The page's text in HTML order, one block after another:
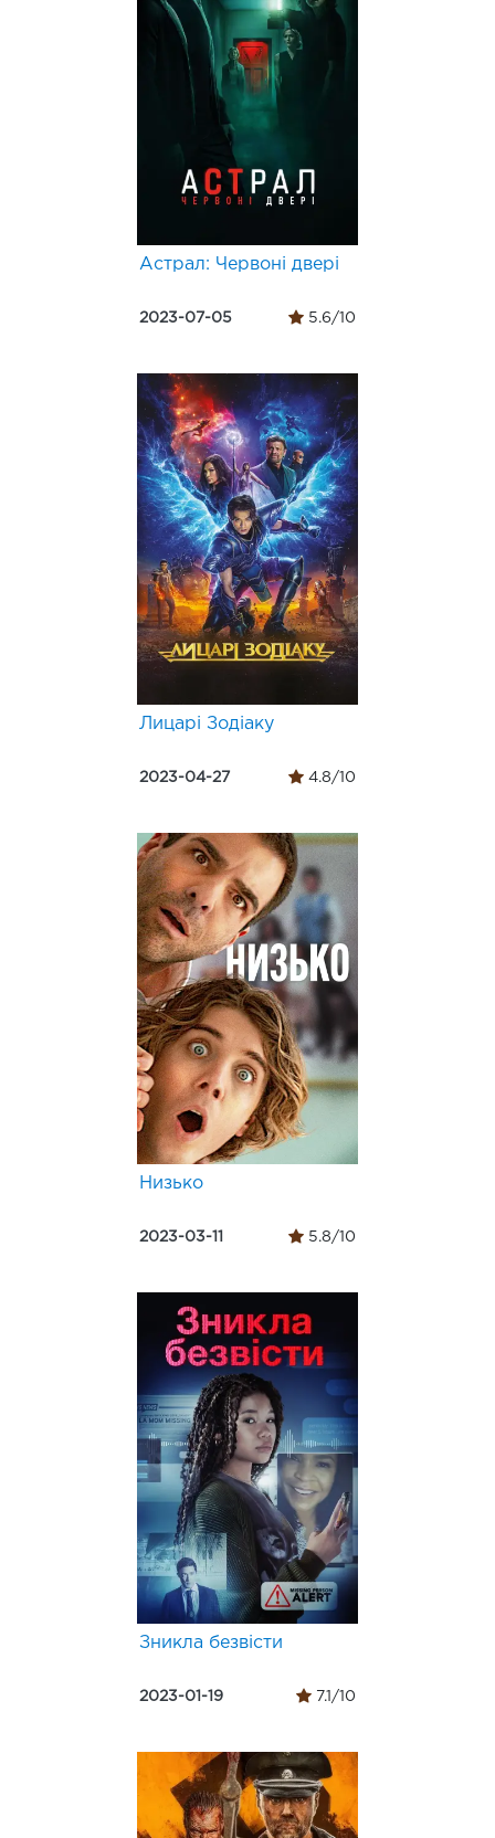
Астрал: Червоні двері
2023-07-05 5.6/10
Лицарі Зодіаку
2023-04-27 4.8/10
Низько
2023-03-11 5.8/10
Зникла безвісти
2023-01-19 7.1/10